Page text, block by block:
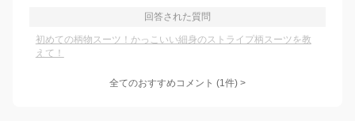
回答された質問
初めての柄物スーツ！かっこいい細身のストライプ柄スーツを教
えて！
全てのおすすめコメント (1件) >